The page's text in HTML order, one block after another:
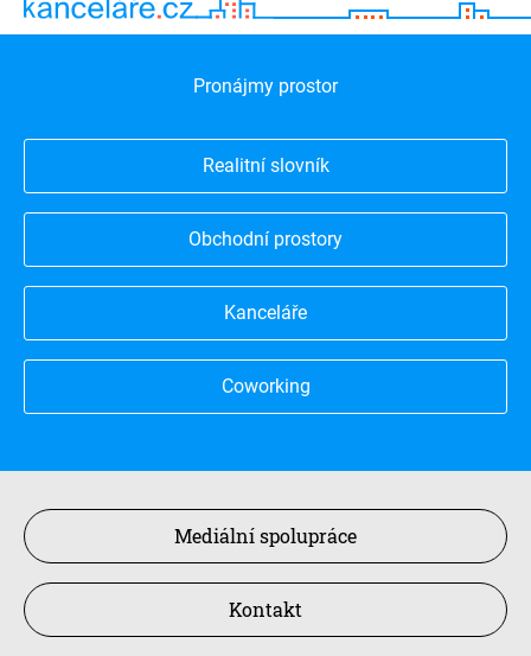
Pronájmy prostor
Realitní slovník
Obchodní prostory
Kanceláře
Coworking
Mediální spolupráce
Kontakt